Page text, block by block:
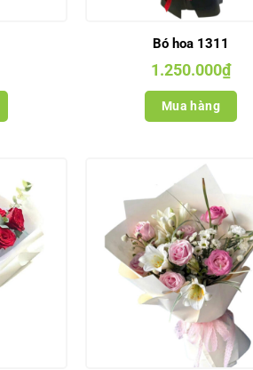
Bó hoa 1311
1.250.000₫
Mua hàng